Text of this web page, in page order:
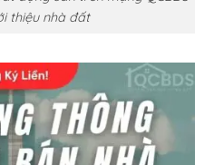
thiệu nhà đất